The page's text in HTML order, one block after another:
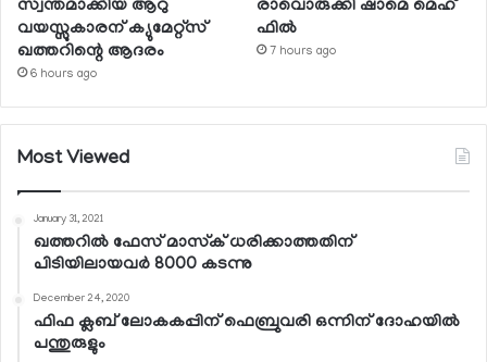
സ്വന്തമാക്കിയ ആറു
വയസ്സുകാരന് ക്യുമേറ്റ്‌സ്
ഖത്തറിന്റെ ആദരം
6 hours ago
രാവൊരുക്കി ഷാമെ മെഹ്
ഫില്‍
7 hours ago
Most Viewed
January 31, 2021
ഖത്തറില്‍ ഫേസ് മാസ്‌ക് ധരിക്കാത്തതിന്
പിടിയിലായവര്‍ 8000 കടന്നു
December 24, 2020
ഫിഫ ക്ലബ് ലോകകപ്പിന് ഫെബ്രുവരി ഒന്നിന് ദോഹയില്‍
പന്തുരുളും